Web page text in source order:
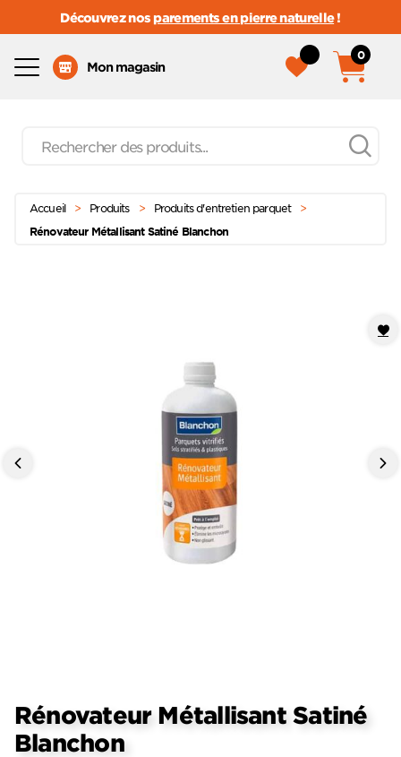
Découvrez nosparements en pierre naturelle!
Mon magasin
0
contenu
Menu
Accueil > Produits > Produits d'entretien parquet
>
Rénovateur Métallisant Satiné Blanchon
à mes
Rénovateur Métallisant Satiné
Blanchon